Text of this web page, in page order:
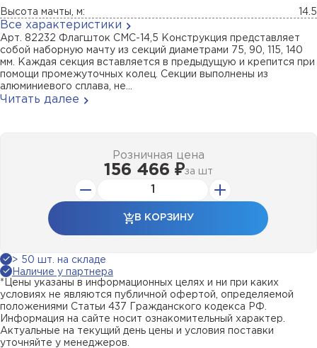
Высота мачты, м: 14.5
Все характеристики
Арт. 82232 Флагшток СМС-14,5 Конструкция представляет
собой наборную мачту из секций диаметрами 75, 90, 115, 140
мм. Каждая секция вставляется в предыдущую и крепится при
помощи промежуточных колец. Секции выполнены из
алюминиевого сплава, не...
Читать далее
Розничная цена
156 466 ₽за шт
В КОРЗИНУ
> 50 шт. на складе
Наличие у партнера
*Цены указаны в информационных целях и ни при каких
условиях не являются публичной офертой, определяемой
положениями Статьи 437 Гражданского кодекса РФ.
Информация на сайте носит ознакомительный характер.
Актуальные на текущий день цены и условия поставки
уточняйте у менеджеров.